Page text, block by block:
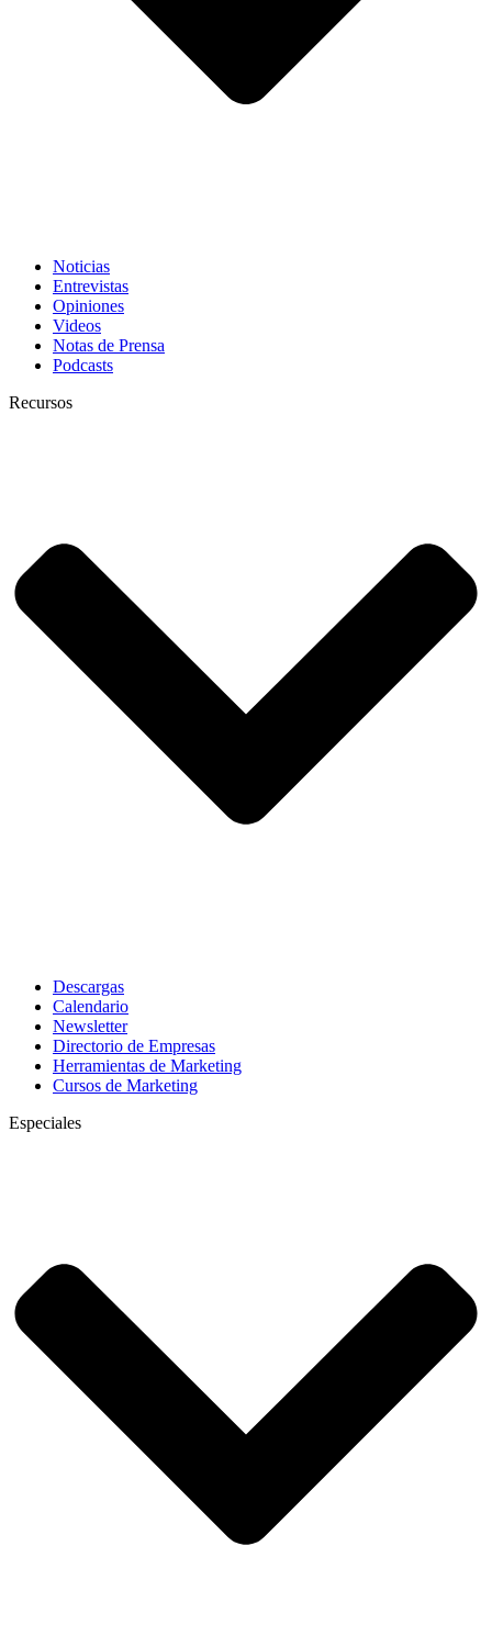
Noticias
Entrevistas
Opiniones
Videos
Notas de Prensa
Podcasts
Recursos
Descargas
Calendario
Newsletter
Directorio de Empresas
Herramientas de Marketing
Cursos de Marketing
Especiales